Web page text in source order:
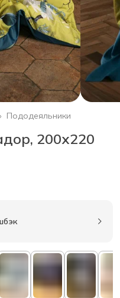
Пододеяльники
›
200х220